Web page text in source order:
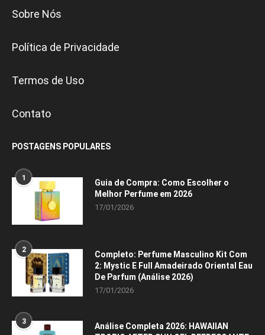
Sobre Nós
Política de Privacidade
Termos de Uso
Contato
POSTAGENS POPULARES
1
Guia de Compra: Como Escolher o
Melhor Perfume em 2026
17/01/2026
2
Completo: Perfume Masculino Kit Com
2: Mystic E Full Amadeirado Oriental Eau
De Parfum (Análise 2026)
17/01/2026
3
Análise Completa 2026: HAWAIIAN